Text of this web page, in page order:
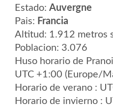
Estado: Auvergne
Pais: Francia
Altitud: 1.912 metros
Poblacion: 3.076
Huso horario de
UTC +1:00 (Europe/
Horario de verano :
Horario de invierno :